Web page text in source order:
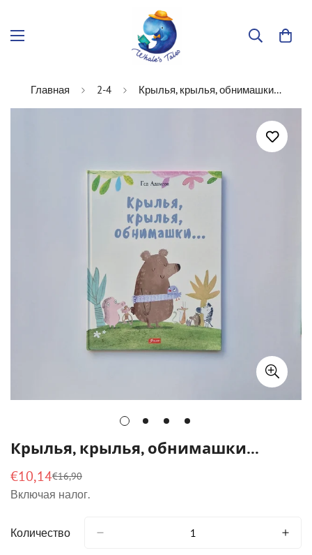
Главная 2-4 Крылья, крылья, обнимашки…
Крылья, крылья, обнимашки…
Цена
продажи
€10,14
Обычная
цена
€16,90
Включая налог.
Количество